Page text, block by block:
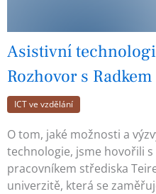
Asistivní
Rozhovor s
ICT ve vzdělání
O tom, jaké možnosti a
technologie, jsme hovořili s
pracovníkem střediska
univerzitě, která se